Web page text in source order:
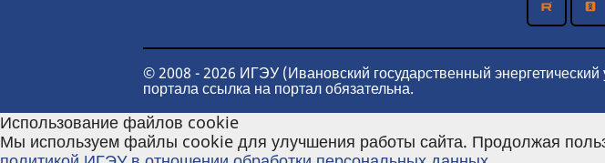
© 2008 - 2026 ИГЭУ (Ивановский государственный
портала ссылка на портал обязательна.
Использование файлов cookie
Мы используем файлы cookie для улучшения работы сайта. Продолжая